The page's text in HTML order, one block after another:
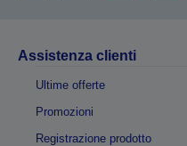
Assistenza clienti
Ultime offerte
Promozioni
Registrazione prodotto